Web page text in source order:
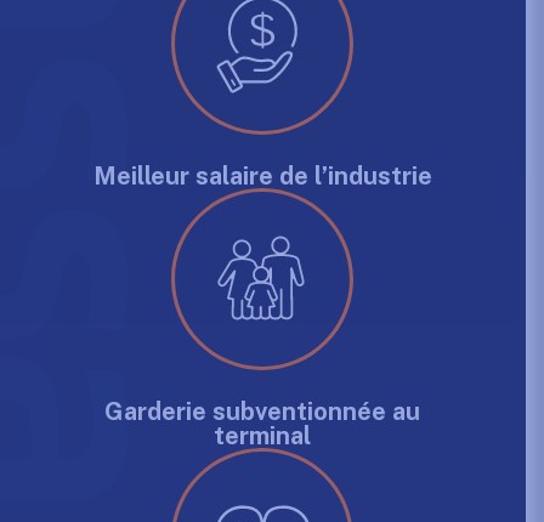
Meilleur salaire de l’industrie
Garderie subventionnée au
terminal